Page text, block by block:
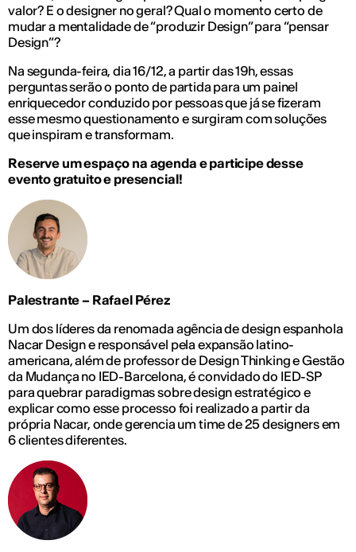
valor? E o designer no geral? Qual o momento certo de
mudar a mentalidade de “produzir Design” para “pensar
Design”?
Na segunda-feira, dia 16/12, a partir das 19h, essas
perguntas serão o ponto de partida para um painel
enriquecedor conduzido por pessoas que já se fizeram
esse mesmo questionamento e surgiram com soluções
que inspiram e transformam.
Reserve um espaço na agenda e participe desse
evento gratuito e presencial!
Palestrante – Rafael Pérez
Um dos líderes da renomada agência de design espanhola
Nacar Design e responsável pela expansão latino-
americana, além de professor de Design Thinking e Gestão
da Mudança no IED-Barcelona, é convidado do IED-SP
para quebrar paradigmas sobre design estratégico e
explicar como esse processo foi realizado a partir da
própria Nacar, onde gerencia um time de 25 designers em
6 clientes diferentes.